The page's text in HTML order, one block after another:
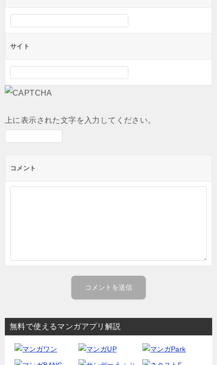
サイト
上に表示された文字を入力してください。
コメント
無料で使えるマンガアプリ解説